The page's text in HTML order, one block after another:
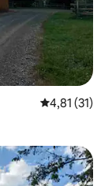
4,81 de uma
4,81 (31)